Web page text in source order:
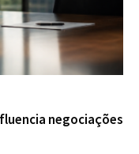
negociações